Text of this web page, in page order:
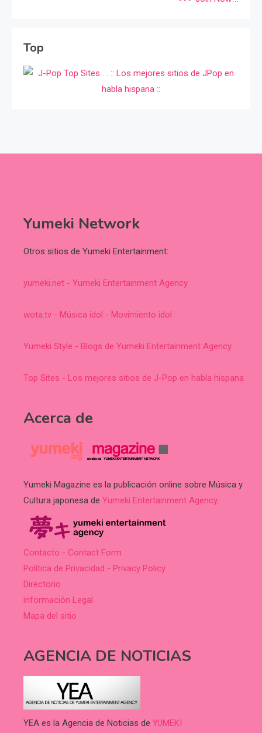
Top
Yumeki Network
Otros sitios de Yumeki Entertainment:
yumeki.net - Yumeki Entertainment Agency
wota.tv - Música idol - Movimiento idol
Yumeki Style - Blogs de Yumeki Entertainment Agency
Top Sites - Los mejores sitios de J-Pop en habla hispana
Acerca de
Yumeki Magazine es la publicación online sobre Música y
Cultura japonesa de Yumeki Entertainment Agency.
Contacto - Contact Form
Política de Privacidad - Privacy Policy
Directorio
información Legal
Mapa del sitio
AGENCIA DE NOTICIAS
YEA es la Agencia de Noticias de YUMEKI